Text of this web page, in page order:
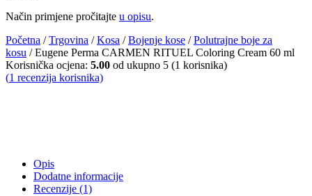
Način primjene pročitajte u opisu.
Početna /Trgovina /Kosa /Bojenje kose /Polutrajne boje za
kosu / Eugene Perma CARMEN RITUEL Coloring Cream 60 ml
Korisnička ocjena: 5.00 od ukupno 5 (1 korisnika)
(1 recenzija korisnika)
Opis
Dodatne informacije
Recenzije (1)